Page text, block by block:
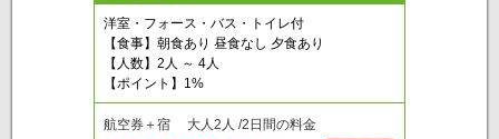
洋室・フォース・バス・トイレ付
【食事】朝食あり 昼食なし 夕食あり
【人数】2人 ～ 4人
【ポイント】1%
航空券＋宿 大人2人 /2日間の料金